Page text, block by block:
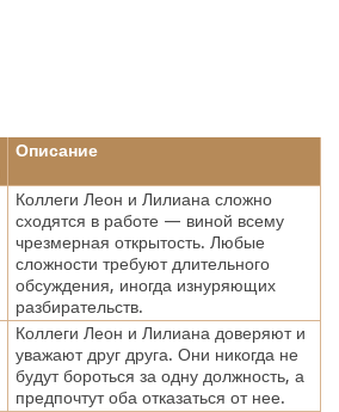
Описание
Коллеги Леон и Лилиана сложно
сходятся в работе — виной всему
чрезмерная открытость. Любые
сложности требуют длительного
обсуждения, иногда изнуряющих
разбирательств.
Коллеги Леон и Лилиана доверяют и
уважают друг друга. Они никогда не
будут бороться за одну должность, а
предпочтут оба отказаться от нее.